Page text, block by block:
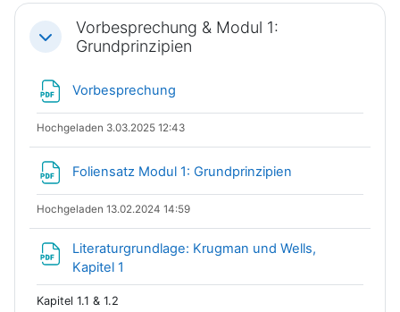
Einklappen
Vorbesprechung & Modul 1:
Grundprinzipien
Vorbesprechung
Hochgeladen 3.03.2025 12:43
Foliensatz Modul 1: Grundprinzipien
Hochgeladen 13.02.2024 14:59
Literaturgrundlage: Krugman und Wells,
Kapitel 1
Kapitel 1.1 & 1.2